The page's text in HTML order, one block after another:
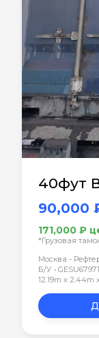
40фут
90,000
171,000 ₽
*Грузовая
Москва -
Б/У •
12.19m x 2.44m